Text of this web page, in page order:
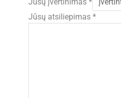
Jūsų įvertinimas*
Jūsų atsiliepimas*